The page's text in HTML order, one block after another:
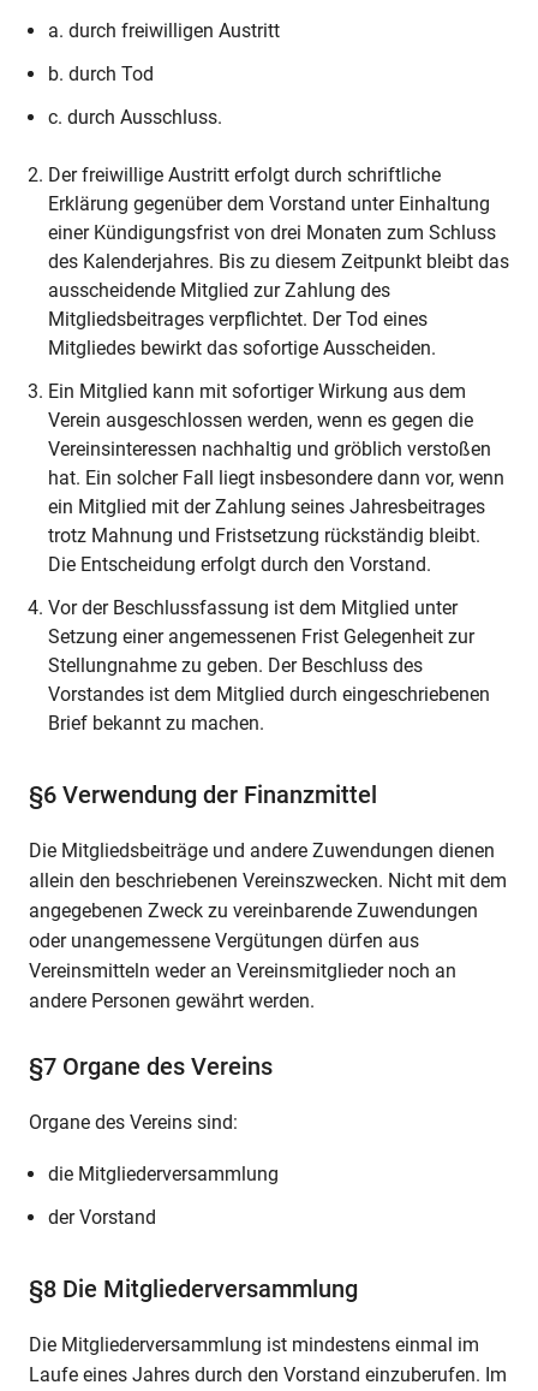
a. durch freiwilligen Austritt
b. durch Tod
c. durch Ausschluss.
Der freiwillige Austritt erfolgt durch schriftliche
Erklärung gegenüber dem Vorstand unter Einhaltung
einer Kündigungsfrist von drei Monaten zum Schluss
des Kalenderjahres. Bis zu diesem Zeitpunkt bleibt das
ausscheidende Mitglied zur Zahlung des
Mitgliedsbeitrages verpflichtet. Der Tod eines
Mitgliedes bewirkt das sofortige Ausscheiden.
Ein Mitglied kann mit sofortiger Wirkung aus dem
Verein ausgeschlossen werden, wenn es gegen die
Vereinsinteressen nachhaltig und gröblich verstoßen
hat. Ein solcher Fall liegt insbesondere dann vor, wenn
ein Mitglied mit der Zahlung seines Jahresbeitrages
trotz Mahnung und Fristsetzung rückständig bleibt.
Die Entscheidung erfolgt durch den Vorstand.
Vor der Beschlussfassung ist dem Mitglied unter
Setzung einer angemessenen Frist Gelegenheit zur
Stellungnahme zu geben. Der Beschluss des
Vorstandes ist dem Mitglied durch eingeschriebenen
Brief bekannt zu machen.
§6 Verwendung der Finanzmittel
Die Mitgliedsbeiträge und andere Zuwendungen dienen
allein den beschriebenen Vereinszwecken. Nicht mit dem
angegebenen Zweck zu vereinbarende Zuwendungen
oder unangemessene Vergütungen dürfen aus
Vereinsmitteln weder an Vereinsmitglieder noch an
andere Personen gewährt werden.
§7 Organe des Vereins
Organe des Vereins sind:
die Mitgliederversammlung
der Vorstand
§8 Die Mitgliederversammlung
Die Mitgliederversammlung ist mindestens einmal im
Laufe eines Jahres durch den Vorstand einzuberufen. Im